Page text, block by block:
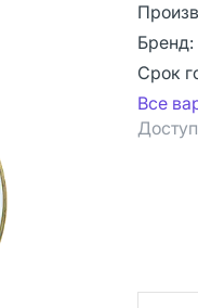
Бренд:
Срок
Все